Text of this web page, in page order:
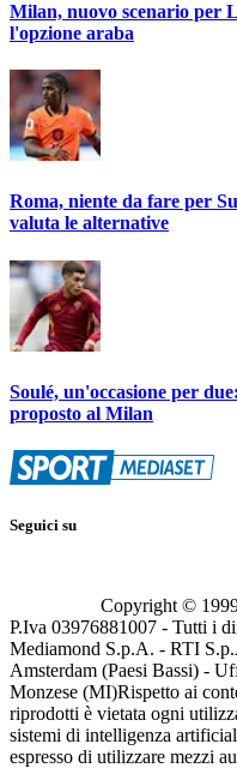
Milan, nuovo scenario per
l'opzione araba
Roma, niente da fare per
valuta le alternative
Soulé, un'occasione per
proposto al Milan
Seguici su
Copyright ©
P.Iva 03976881007 - Tutti i
Mediamond S.p.A. - RTI
Amsterdam (Paesi Bassi) -
Monzese (MI)Rispetto ai
riprodotti è vietata ogni
sistemi di intelligenza
espresso di utilizzare mezzi